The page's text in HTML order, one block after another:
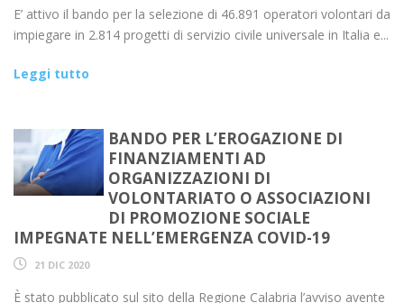
E’ attivo il bando per la selezione di 46.891 operatori volontari da
impiegare in 2.814 progetti di servizio civile universale in Italia e...
Leggi tutto
BANDO PER L’EROGAZIONE DI
FINANZIAMENTI AD
ORGANIZZAZIONI DI
VOLONTARIATO O ASSOCIAZIONI
DI PROMOZIONE SOCIALE
IMPEGNATE NELL’EMERGENZA COVID-19
21 DIC 2020
È stato pubblicato sul sito della Regione Calabria l’avviso avente